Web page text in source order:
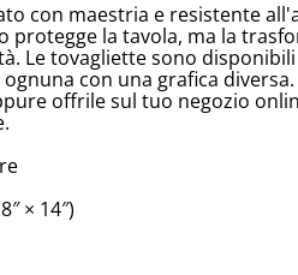
con maestria e resistente
protegge la tavola, ma la
Le tovagliette sono
con una grafica
offrile sul tuo negozio
× 14″)